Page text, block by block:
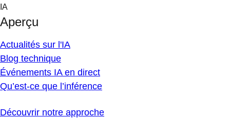
Skip
content
IA
Aperçu
Actualités sur l'IA
Blog technique
Événements IA en direct
Qu’est-ce que l’inférence
Découvrir notre approche